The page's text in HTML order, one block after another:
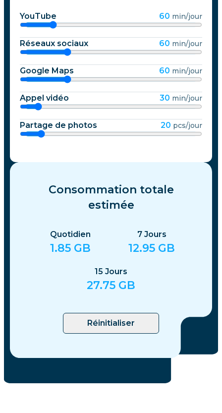
YouTube 60 min/jour
Réseaux sociaux 60 min/jour
Google Maps 60 min/jour
Appel vidéo 30 min/jour
Partage de photos 20 pcs/jour
Consommation totale
estimée
Quotidien
1.85 GB
7 Jours
12.95 GB
15 Jours
27.75 GB
Réinitialiser